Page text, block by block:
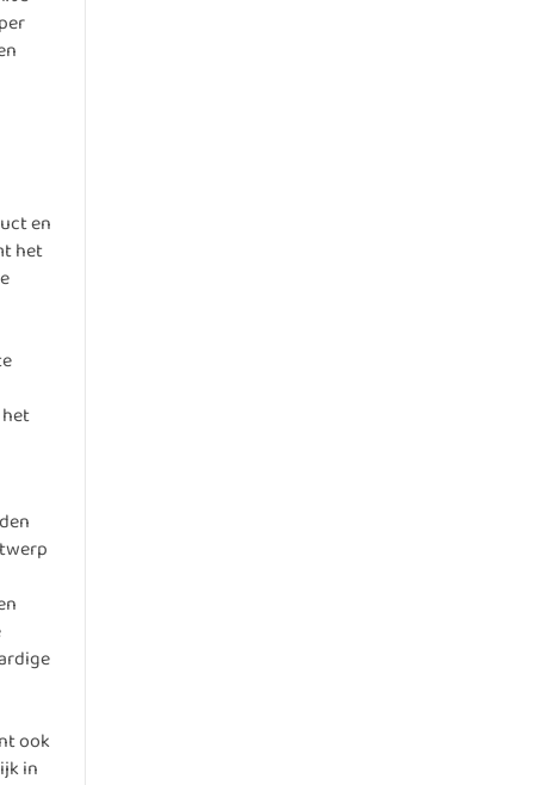
en
het
ook
in